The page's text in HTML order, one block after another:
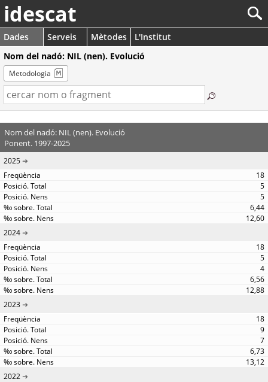
idescat
Dades Serveis Mètodes
L'Institut
Nom del nadó: NIL (nen). Evolució
Metodologia
Nom del nadó: NIL (nen). Evolució
Ponent. 1997-2025
2025
18
5
5
6,44
12,60
2024
18
5
4
6,56
12,88
2023
18
9
7
6,73
13,12
2022